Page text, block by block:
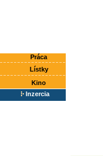
Práca
Lístky
Kino
Inzercia